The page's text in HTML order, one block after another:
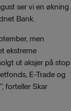
ser vi en økning
Bank.
men
ekstreme
ut aksjer på stop
E-Trade og
forteller Skar